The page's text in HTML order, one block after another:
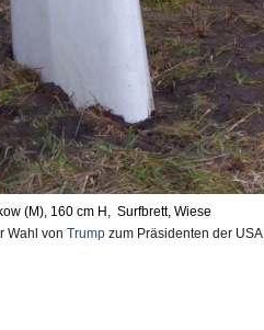
(M), 160 cm H, Surfbrett, Wiese
Wahl von Trump zum Präsidenten der USA